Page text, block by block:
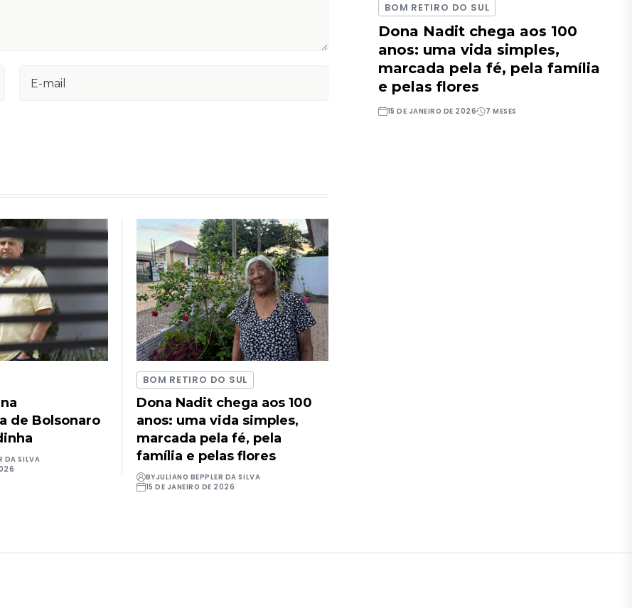
de Bolsonaro
DA SILVA
BOM RETIRO DO SUL
Dona Nadit chega aos 100
anos: uma vida simples,
marcada pela fé, pela
família e pelas flores
BYJULIANO BEPPLER DA SILVA
15 DE JANEIRO DE 2026
BOM RETIRO DO SUL
Dona Nadit chega aos 100
anos: uma vida simples,
marcada pela fé, pela família
e pelas flores
15 DE JANEIRO DE 2026 7 MESES